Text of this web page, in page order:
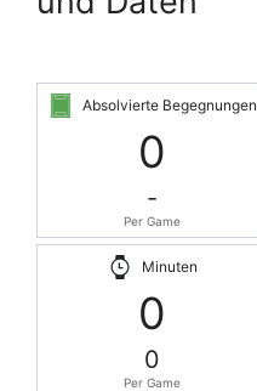
Absolvierte Begegnungen
0
-
Per Game
Minuten
0
0
Per Game